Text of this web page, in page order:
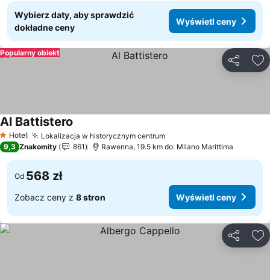
Wybierz daty, aby sprawdzić
dokładne ceny
Wyświetl ceny
Popularny obiekt
1 Kategoria
Hotel Lokalizacja w historycznym centrumWyświetl ceny
Al Battistero
9,3 Znakomity 861 Rawenna, 19.5 km do: Milano Marittima
Od 568 zł
Zobacz ceny z 8 stron Wyświetl ceny